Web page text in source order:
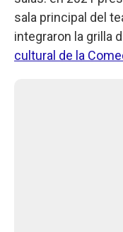
sala principal del
integraron la grilla
cultural de la